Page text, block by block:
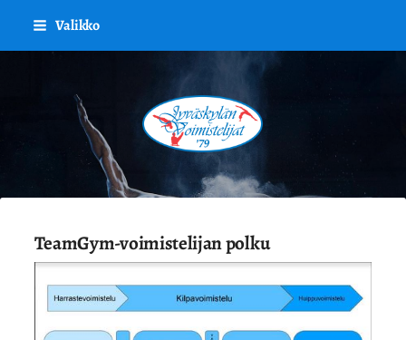
Siirry
sivun
sisältöön
Valikko
Jyväskylän Voimistelijat '79 ry.
TeamGym-voimistelijan polku